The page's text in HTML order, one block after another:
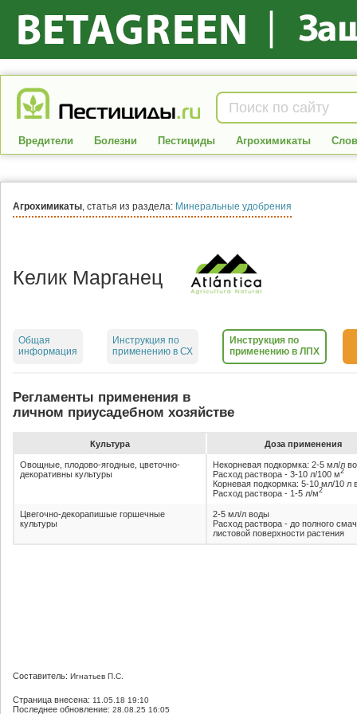
Вредители Болезни Пестициды Агрохимикаты
Агрохимикаты, статья из раздела: Минеральные удобрения
Келик Марганец
Общая
информация
Инструкция по
применению в СХ
Инструкция по
применению в ЛПХ
Регламенты применения в
личном приусадебном хозяйстве
Культура До­за при­ме­не­ния
Овощные, плодово-ягодные, цветочно-
декоративны культуры
Некорневая подкормка: 2-5 мл/л
Расход раствора - 3-10 л/100 м2
Корневая подкормка: 5-10 мл/10 л
Расход раствора - 1-5 л/м2
Цвегочно-декорапишые горшечные
культуры
2-5 мл/л воды
Расход раствора - до полного
листовой поверхности растения
Составитель: Игнатьев П.С.
Страница внесена: 11.05.18 19:10
Последнее обновление: 28.08.25 16:05